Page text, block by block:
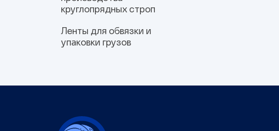
круглопрядных строп
Полиэфирные
Полипропиленовые
Ленты для обвязки и
упаковки грузов
пресса